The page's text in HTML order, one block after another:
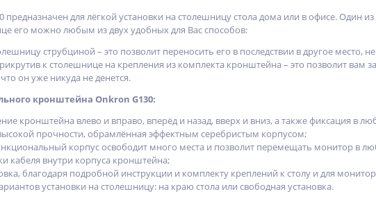
для лёгкой установки на столешницу стола дома или в офисе. Один
его можно любым из двух удобных для Вас способов:
струбциной – это позволит переносить его в последствии в другое место,
к столешнице на крепления из комплекта кронштейна – это позволит вам
он уже никуда не денется.
кронштейна Onkron G130:
кронштейна влево и вправо, вперёд и назад, вверх и вниз, а также фиксация в
прочности, обрамлённая эффектным серебристым корпусом;
корпус освободит много места и позволит перемещать монитор в
кабеля внутри корпуса кронштейна;
благодаря подробной инструкции и комплекту креплений к столу и для
установки на столешницу: на краю стола или свободная установка.